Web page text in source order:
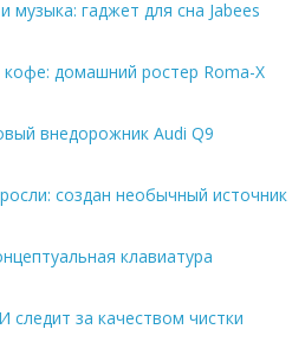
музыка: гаджет для сна Jabees
домашний ростер Roma-X
внедорожник Audi Q9
создан необычный источник
клавиатура
следит за качеством чистки